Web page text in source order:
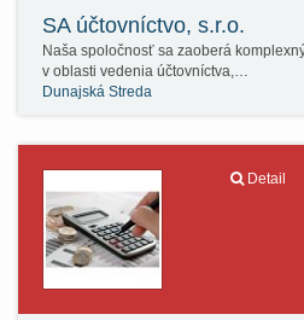
SA účtovníctvo, s.r.o.
Naša spoločnosť sa zaoberá
v oblasti vedenia účtovníctva,…
Dunajská Streda
Detail